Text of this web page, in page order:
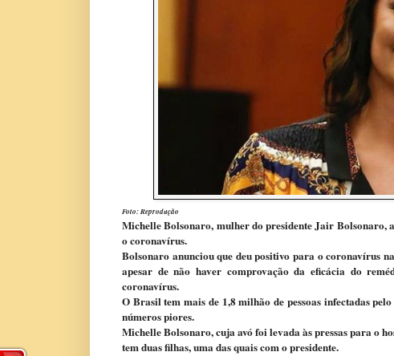
Foto: Reprodução
Michelle Bolsonaro, mulher do presidente Jair Bolsonaro,
o coronavírus.
Bolsonaro anunciou que deu positivo para o coronavírus
apesar de não haver comprovação da eficácia do
coronavírus.
O Brasil tem mais de 1,8 milhão de pessoas infectadas
números piores.
Michelle Bolsonaro, cuja avó foi levada às pressas para o
tem duas filhas, uma das quais com o presidente.